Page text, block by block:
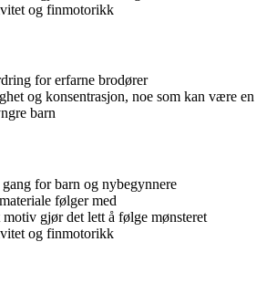
og finmotorikk
for erfarne brodører
og konsentrasjon, noe som kan være en
barn
for barn og nybegynnere
følger med
gjør det lett å følge mønsteret
og finmotorikk